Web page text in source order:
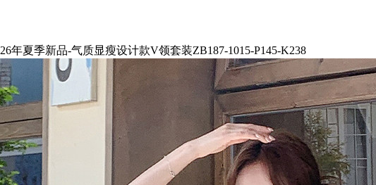
26年夏季新品-气质显瘦设计款V领套装ZB187-1015-P145-K238